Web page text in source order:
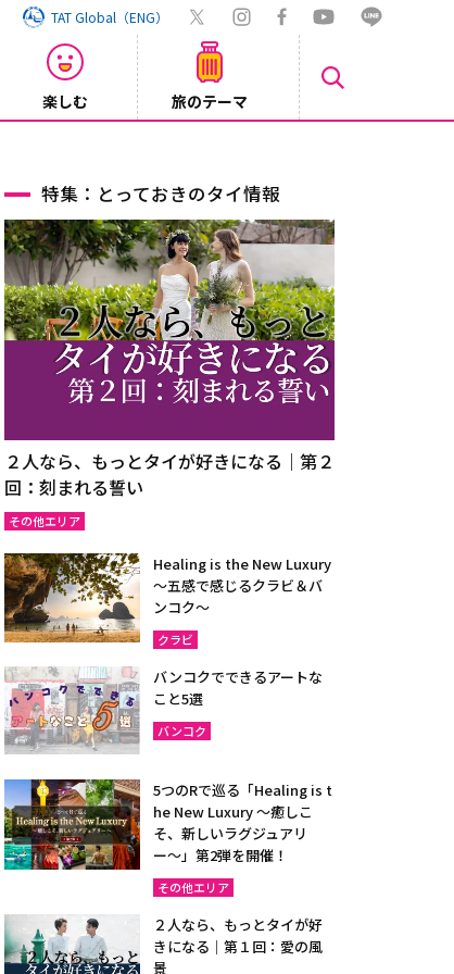
TAT Global（ENG）
楽しむ 旅のテーマ
特集：とっておきのタイ情報
２人なら、もっとタイが好きになる｜第２
回：刻まれる誓い
その他エリア
Healing is the New Luxury
～五感で感じるクラビ＆バ
ンコク～
クラビ
バンコクでできるアートな
こと5選
バンコク
5つのRで巡る「Healing is t
he New Luxury ～癒しこ
そ、新しいラグジュアリ
ー〜」第2弾を開催！
その他エリア
２人なら、もっとタイが好
きになる｜第１回：愛の風
景